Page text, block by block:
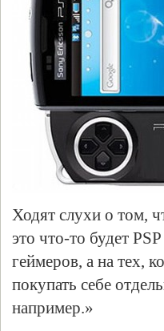
Ходят слухи о том,
это что-то будет
геймеров, а на тех,
покупать себе
например.»